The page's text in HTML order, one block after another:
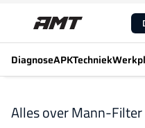
DiagnoseAPKTechniek
Alles over Mann-Filter